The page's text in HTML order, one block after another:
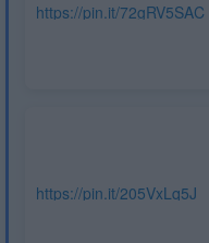
https://pin.it/72gRV5SAC
https://pin.it/205VxLq5J